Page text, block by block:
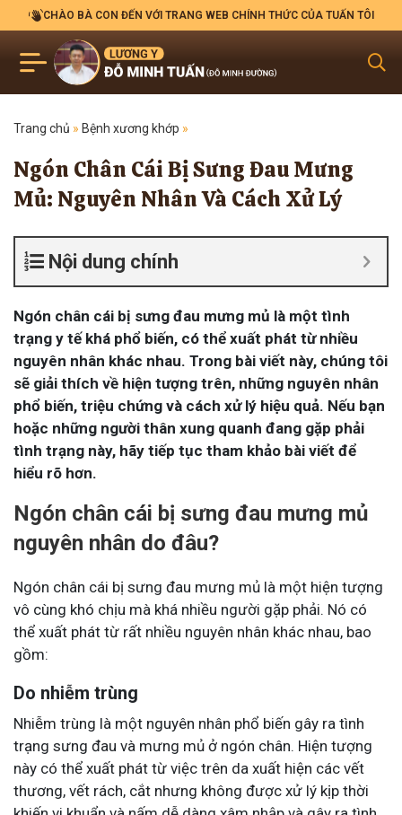
CHÀO BÀ CON ĐẾN VỚI TRANG WEB CHÍNH THỨC CỦA TUẤN TÔI
Trang chủ » Bệnh xương khớp »
Ngón Chân Cái Bị Sưng Đau Mưng
Mủ: Nguyên Nhân Và Cách Xử Lý
Nội dung chính
Ngón chân cái bị sưng đau mưng mủ là một tình
trạng y tế khá phổ biến, có thể xuất phát từ nhiều
nguyên nhân khác nhau. Trong bài viết này, chúng tôi
sẽ giải thích về hiện tượng trên, những nguyên nhân
phổ biến, triệu chứng và cách xử lý hiệu quả. Nếu bạn
hoặc những người thân xung quanh đang gặp phải
tình trạng này, hãy tiếp tục tham khảo bài viết để
hiểu rõ hơn.
Ngón chân cái bị sưng đau mưng mủ
nguyên nhân do đâu?
Ngón chân cái bị sưng đau mưng mủ là một hiện tượng
vô cùng khó chịu mà khá nhiều người gặp phải. Nó có
thể xuất phát từ rất nhiều nguyên nhân khác nhau, bao
gồm:
Do nhiễm trùng
Nhiễm trùng là một nguyên nhân phổ biến gây ra tình
trạng sưng đau và mưng mủ ở ngón chân. Hiện tượng
này có thể xuất phát từ việc trên da xuất hiện các vết
thương, vết rách, cắt nhưng không được xử lý kịp thời